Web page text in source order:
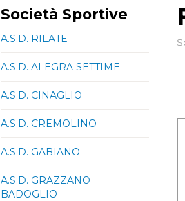
Società Sportive
A.S.D. RILATE
A.S.D. ALEGRA SETTIME
A.S.D. CINAGLIO
A.S.D. CREMOLINO
A.S.D. GABIANO
A.S.D. GRAZZANO
BADOGLIO